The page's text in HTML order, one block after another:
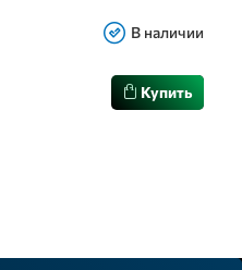
В наличии
Купить